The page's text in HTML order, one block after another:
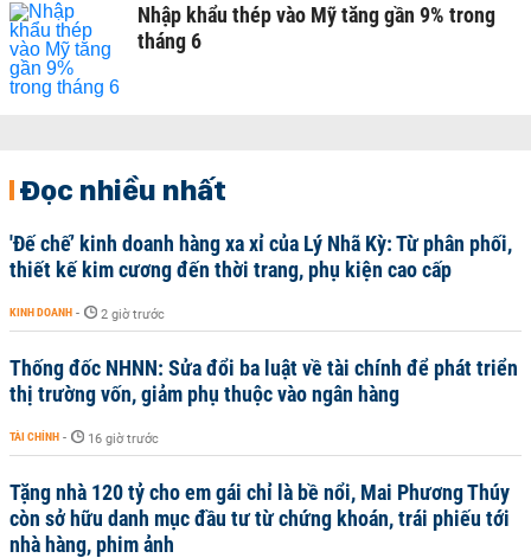
Nhập khẩu thép vào Mỹ tăng gần 9% trong
tháng 6
Đọc nhiều nhất
'Đế chế’ kinh doanh hàng xa xỉ của Lý Nhã Kỳ: Từ phân phối,
thiết kế kim cương đến thời trang, phụ kiện cao cấp
KINH DOANH - 2 giờ trước
Thống đốc NHNN: Sửa đổi ba luật về tài chính để phát triển
thị trường vốn, giảm phụ thuộc vào ngân hàng
TÀI CHÍNH - 16 giờ trước
Tặng nhà 120 tỷ cho em gái chỉ là bề nổi, Mai Phương Thúy
còn sở hữu danh mục đầu tư từ chứng khoán, trái phiếu tới
nhà hàng, phim ảnh